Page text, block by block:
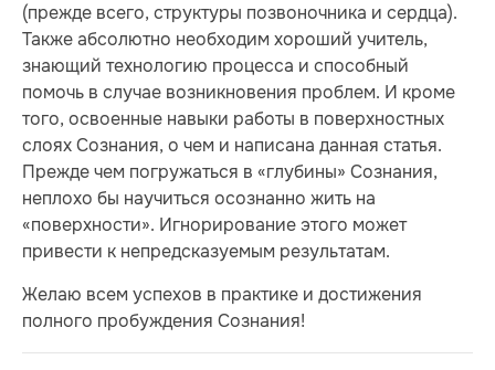
(прежде всего, структуры позвоночника и сердца).
Также абсолютно необходим хороший учитель,
знающий технологию процесса и способный
помочь в случае возникновения проблем. И кроме
того, освоенные навыки работы в поверхностных
слоях Сознания, о чем и написана данная статья.
Прежде чем погружаться в «глубины» Сознания,
неплохо бы научиться осознанно жить на
«поверхности». Игнорирование этого может
привести к непредсказуемым результатам.
Желаю всем успехов в практике и достижения
полного пробуждения Сознания!